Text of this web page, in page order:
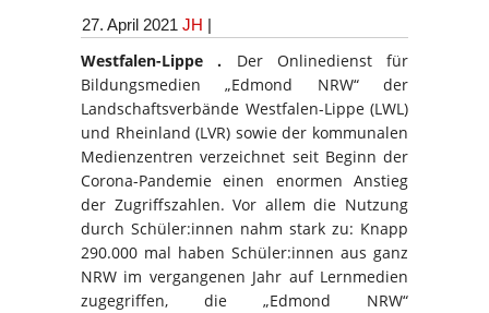
27. April 2021 JH |
Westfalen-Lippe . Der Onlinedienst für
Bildungsmedien „Edmond NRW“ der
Landschaftsverbände Westfalen-Lippe (LWL)
und Rheinland (LVR) sowie der kommunalen
Medienzentren verzeichnet seit Beginn der
Corona-Pandemie einen enormen Anstieg
der Zugriffszahlen. Vor allem die Nutzung
durch Schüler:innen nahm stark zu: Knapp
290.000 mal haben Schüler:innen aus ganz
NRW im vergangenen Jahr auf Lernmedien
zugegriffen, die „Edmond NRW“